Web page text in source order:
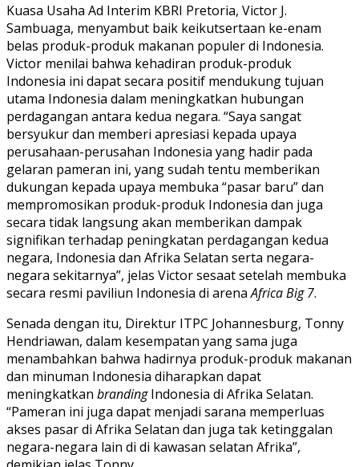
Kuasa Usaha Ad Interim KBRI Pretoria, Victor J.
Sambuaga, menyambut baik keikutsertaan ke-enam
belas produk-produk makanan populer di Indonesia.
Victor menilai bahwa kehadiran produk-produk
Indonesia ini dapat secara positif mendukung tujuan
utama Indonesia dalam meningkatkan hubungan
perdagangan antara kedua negara. “Saya sangat
bersyukur dan memberi apresiasi kepada upaya
perusahaan-perusahan Indonesia yang hadir pada
gelaran pameran ini, yang sudah tentu memberikan
dukungan kepada upaya membuka “pasar baru” dan
mempromosikan produk-produk Indonesia dan juga
secara tidak langsung akan memberikan dampak
signifikan terhadap peningkatan perdagangan kedua
negara, Indonesia dan Afrika Selatan serta negara-
negara sekitarnya”, jelas Victor sesaat setelah membuka
secara resmi paviliun Indonesia di arenaAfrica Big 7.
Senada dengan itu, Direktur ITPC Johannesburg, Tonny
Hendriawan, dalam kesempatan yang sama juga
menambahkan bahwa hadirnya produk-produk makanan
dan minuman Indonesia diharapkan dapat
meningkatkan brandingIndonesia di Afrika Selatan.
“Pameran ini juga dapat menjadi sarana memperluas
akses pasar di Afrika Selatan dan juga tak ketinggalan
negara-negara lain di di kawasan selatan Afrika”,